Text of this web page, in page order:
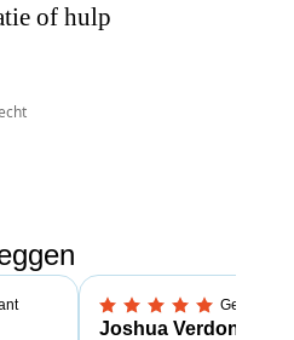
of hulp
5,0 van 5 sterren
Joshua Verdonk